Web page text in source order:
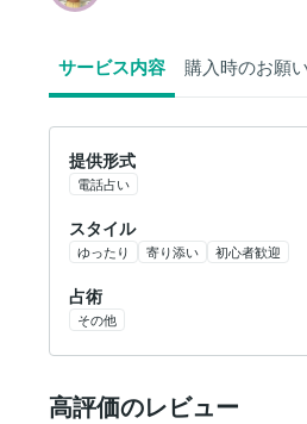
サービス内容 購入時のお願い
提供形式
電話占い
スタイル
ゆったり 寄り添い 初心者歓迎
占術
その他
高評価のレビュー